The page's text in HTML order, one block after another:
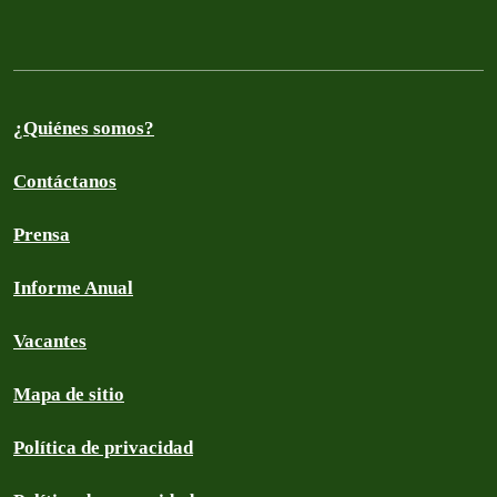
¿Quiénes somos?
Contáctanos
Prensa
Informe Anual
Vacantes
Mapa de sitio
Política de privacidad